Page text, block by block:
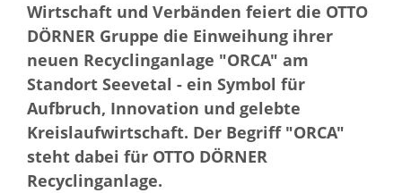
Wirtschaft und Verbänden feiert die OTTO
DÖRNER Gruppe die Einweihung ihrer
neuen Recyclinganlage "ORCA" am
Standort Seevetal - ein Symbol für
Aufbruch, Innovation und gelebte
Kreislaufwirtschaft. Der Begriff "ORCA"
steht dabei für OTTO DÖRNER
Recyclinganlage.